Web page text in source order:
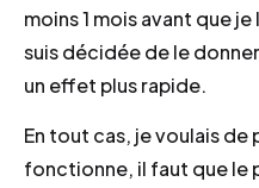
moins 1 mois avant que
suis décidée de le
un effet plus rapide.
En tout cas, je voulais de
fonctionne, il faut que le